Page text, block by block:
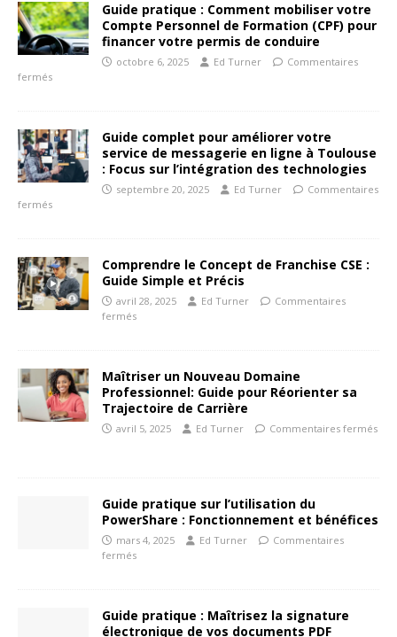
Guide pratique : Comment mobiliser votre
Compte Personnel de Formation (CPF) pour
financer votre permis de conduire
octobre 6, 2025 Ed Turner
Commentaires
fermés
Guide complet pour améliorer votre
service de messagerie en ligne à Toulouse
: Focus sur l’intégration des technologies
septembre 20, 2025 Ed Turner
Commentaires
fermés
Comprendre le Concept de Franchise CSE :
Guide Simple et Précis
avril 28, 2025 Ed Turner
Commentaires
fermés
Maîtriser un Nouveau Domaine
Professionnel: Guide pour Réorienter sa
Trajectoire de Carrière
avril 5, 2025 Ed Turner Commentaires fermés
Guide pratique sur l’utilisation du
PowerShare : Fonctionnement et bénéfices
mars 4, 2025 Ed Turner
Commentaires
fermés
Guide pratique : Maîtrisez la signature
électronique de vos documents PDF